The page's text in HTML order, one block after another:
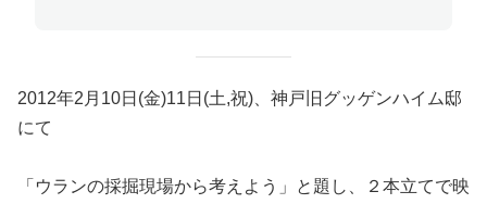
2012年2月10日(金)11日(土,祝)、神戸旧グッゲンハイム邸
にて
「ウランの採掘現場から考えよう」と題し、２本立てで映